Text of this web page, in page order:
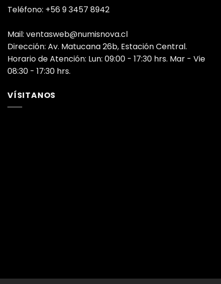
Teléfono: +56 9 3457 8942
Mail: ventasweb@numisnova.cl
Dirección: Av. Matucana 26b, Estación Central.
Horario de Atención: Lun: 09:00 - 17:30 hrs. Mar - Vie
08:30 - 17:30 hrs.
VÍSITANOS